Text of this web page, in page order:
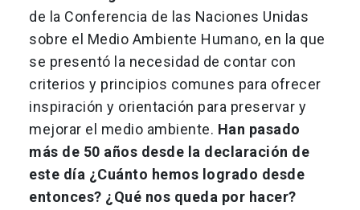
de la Conferencia de las Naciones Unidas
sobre el Medio Ambiente Humano, en la que
se presentó la necesidad de contar con
criterios y principios comunes para ofrecer
inspiración y orientación para preservar y
mejorar el medio ambiente. Han pasado
más de 50 años desde la declaración de
este día ¿Cuánto hemos logrado desde
entonces? ¿Qué nos queda por hacer?